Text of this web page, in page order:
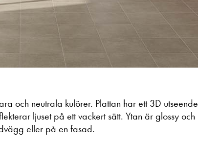
och neutrala kulörer. Plattan har ett 3D utseende
ljuset på ett vackert sätt. Ytan är glossy och
eller på en fasad.